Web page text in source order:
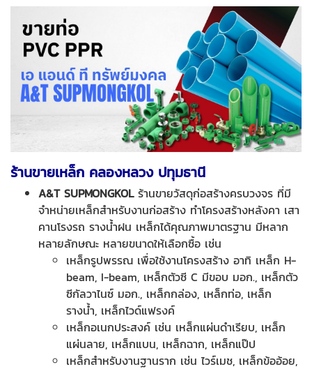
ร้านขายเหล็ก คลองหลวง ปทุมธานี
A&T SUPMONGKOLร้านขายวัสดุก่อสร้างครบวงจร ที่มี
จำหน่ายเหล็กสำหรับงานก่อสร้าง ทำโครงสร้างหลังคา เสา
คานโรงรถ รางน้ำฝน เหล็กได้คุณภาพมาตรฐาน มีหลาก
หลายลักษณะ หลายขนาดให้เลือกซื้อ เช่น
เหล็กรูปพรรณ เพื่อใช้งานโครงสร้าง อาทิ เหล็ก H-
beam, I-beam, เหล็กตัวซี C มีขอบ มอก., เหล็กตัว
ซีกัลวาไนซ์ มอก., เหล็กกล่อง, เหล็กท่อ, เหล็ก
รางน้ำ, เหล็กไวด์แฟรงค์
เหล็กอเนกประสงค์ เช่น เหล็กแผ่นดำเรียบ, เหล็ก
แผ่นลาย, เหล็กแบน, เหล็กฉาก, เหล็กแป๊ป
เหล็กสำหรับงานฐานราก เช่น ไวร์เมช, เหล็กข้ออ้อย,